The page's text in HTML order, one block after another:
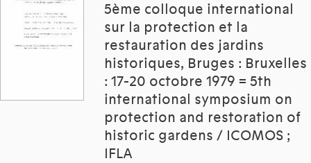
5ème colloque international
sur la protection et la
restauration des jardins
historiques, Bruges : Bruxelles
: 17-20 octobre 1979 = 5th
international symposium on
protection and restoration of
historic gardens / ICOMOS ;
IFLA